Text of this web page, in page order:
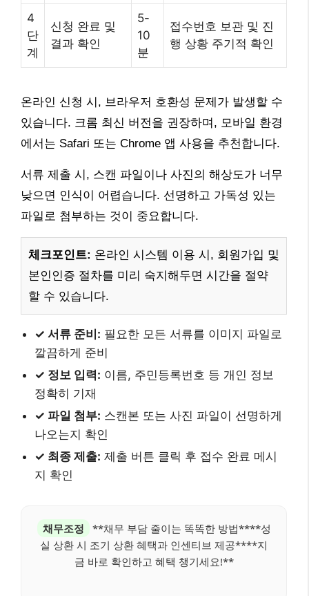
4
단
계
신청 완료 및
결과 확인
5-
10
분
접수번호 보관 및 진
행 상황 주기적 확인
온라인 신청 시, 브라우저 호환성 문제가 발생할 수
있습니다. 크롬 최신 버전을 권장하며, 모바일 환경
에서는 Safari 또는 Chrome 앱 사용을 추천합니다.
서류 제출 시, 스캔 파일이나 사진의 해상도가 너무
낮으면 인식이 어렵습니다. 선명하고 가독성 있는
파일로 첨부하는 것이 중요합니다.
체크포인트: 온라인 시스템 이용 시, 회원가입 및
본인인증 절차를 미리 숙지해두면 시간을 절약
할 수 있습니다.
✓ 서류 준비: 필요한 모든 서류를 이미지 파일로
깔끔하게 준비
✓ 정보 입력: 이름, 주민등록번호 등 개인 정보
정확히 기재
✓ 파일 첨부: 스캔본 또는 사진 파일이 선명하게
나오는지 확인
✓ 최종 제출: 제출 버튼 클릭 후 접수 완료 메시
지 확인
채무조정
**채무 부담 줄이는 똑똑한 방법****성
실 상환 시 조기 상환 혜택과 인센티브 제공****지
금 바로 확인하고 혜택 챙기세요!**